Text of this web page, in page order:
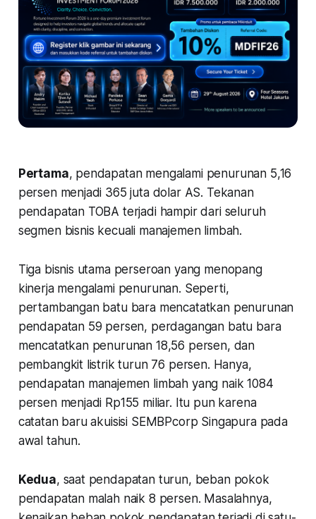
Pertama, pendapatan mengalami penurunan 5,16
persen menjadi 365 juta dolar AS. Tekanan
pendapatan TOBA terjadi hampir dari seluruh
segmen bisnis kecuali manajemen limbah.
Tiga bisnis utama perseroan yang menopang
kinerja mengalami penurunan. Seperti,
pertambangan batu bara mencatatkan penurunan
pendapatan 59 persen, perdagangan batu bara
mencatatkan penurunan 18,56 persen, dan
pembangkit listrik turun 76 persen. Hanya,
pendapatan manajemen limbah yang naik 1084
persen menjadi Rp155 miliar. Itu pun karena
catatan baru akuisisi SEMBPcorp Singapura pada
awal tahun.
Kedua, saat pendapatan turun, beban pokok
pendapatan malah naik 8 persen. Masalahnya,